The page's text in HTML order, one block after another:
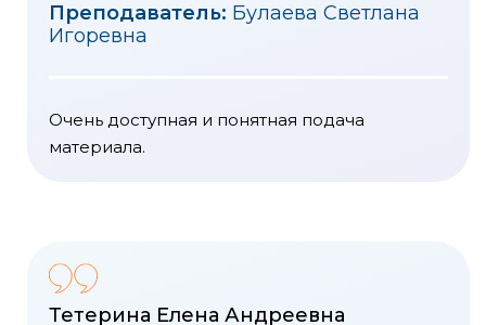
Преподаватель: Булаева Светлана
Игоревна
Очень доступная и понятная подача
материала.
Тетерина Елена Андреевна